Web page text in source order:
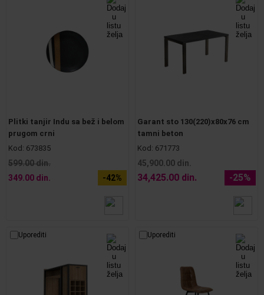
Plitki tanjir Indu sa bež i belom
prugom crni
Kod: 673835
599.00 din.
349.00 din.
-42%
Garant sto 130(220)x80x76 cm
tamni beton
Kod: 671773
45,900.00 din.
34,425.00 din. -25%
Uporediti Uporediti